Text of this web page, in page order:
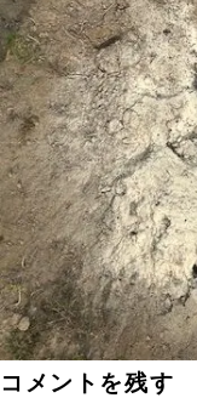
コメントを残す